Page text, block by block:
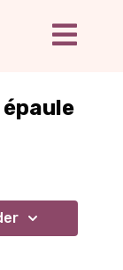
épaule